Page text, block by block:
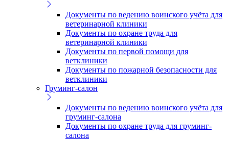
Документы по ведению воинского учёта для
ветеринарной клиники
Документы по охране труда для
ветеринарной клиники
Документы по первой помощи для
ветклиники
Документы по пожарной безопасности для
ветклиники
Груминг-салон
Документы по ведению воинского учёта для
груминг-салона
Документы по охране труда для груминг-
салона